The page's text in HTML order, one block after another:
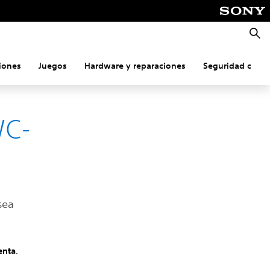
Juegos Hardware y reparaciones Seguridad
.